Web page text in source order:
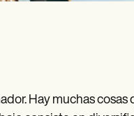
Hay muchas cosas